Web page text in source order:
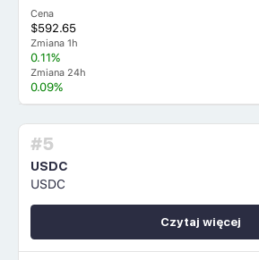
Cena
$592.65
Zmiana 1h
0.11%
Zmiana 24h
0.09%
#5
USDC
USDC
Czytaj więcej